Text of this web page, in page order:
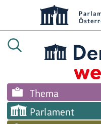
Thema
Parlament